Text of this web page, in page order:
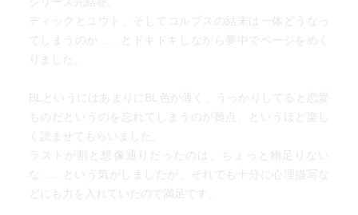
ディックとユウト、そしてコルブスの結末は一体どうなっ
てしまうのか……とドキドキしながら夢中でページをめく
りました。
BLというにはあまりにBL色が薄く、うっかりしてると恋愛
ものだというのを忘れてしまうのが難点、というほど楽し
く読ませてもらいました。
ラストが割と想像通りだったのは、ちょっと物足りない
な……という気がしましたが、それでも十分に心理描写な
どにも力を入れていたので満足です。